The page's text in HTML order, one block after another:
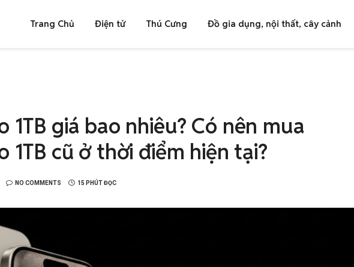
Trang Chủ Điện tử Thú Cưng Đồ gia dụng, nội thất, cây cảnh
1TB giá bao nhiêu? Có nên mua
1TB cũ ở thời điểm hiện tại?
NO COMMENTS 15 PHÚT ĐỌC